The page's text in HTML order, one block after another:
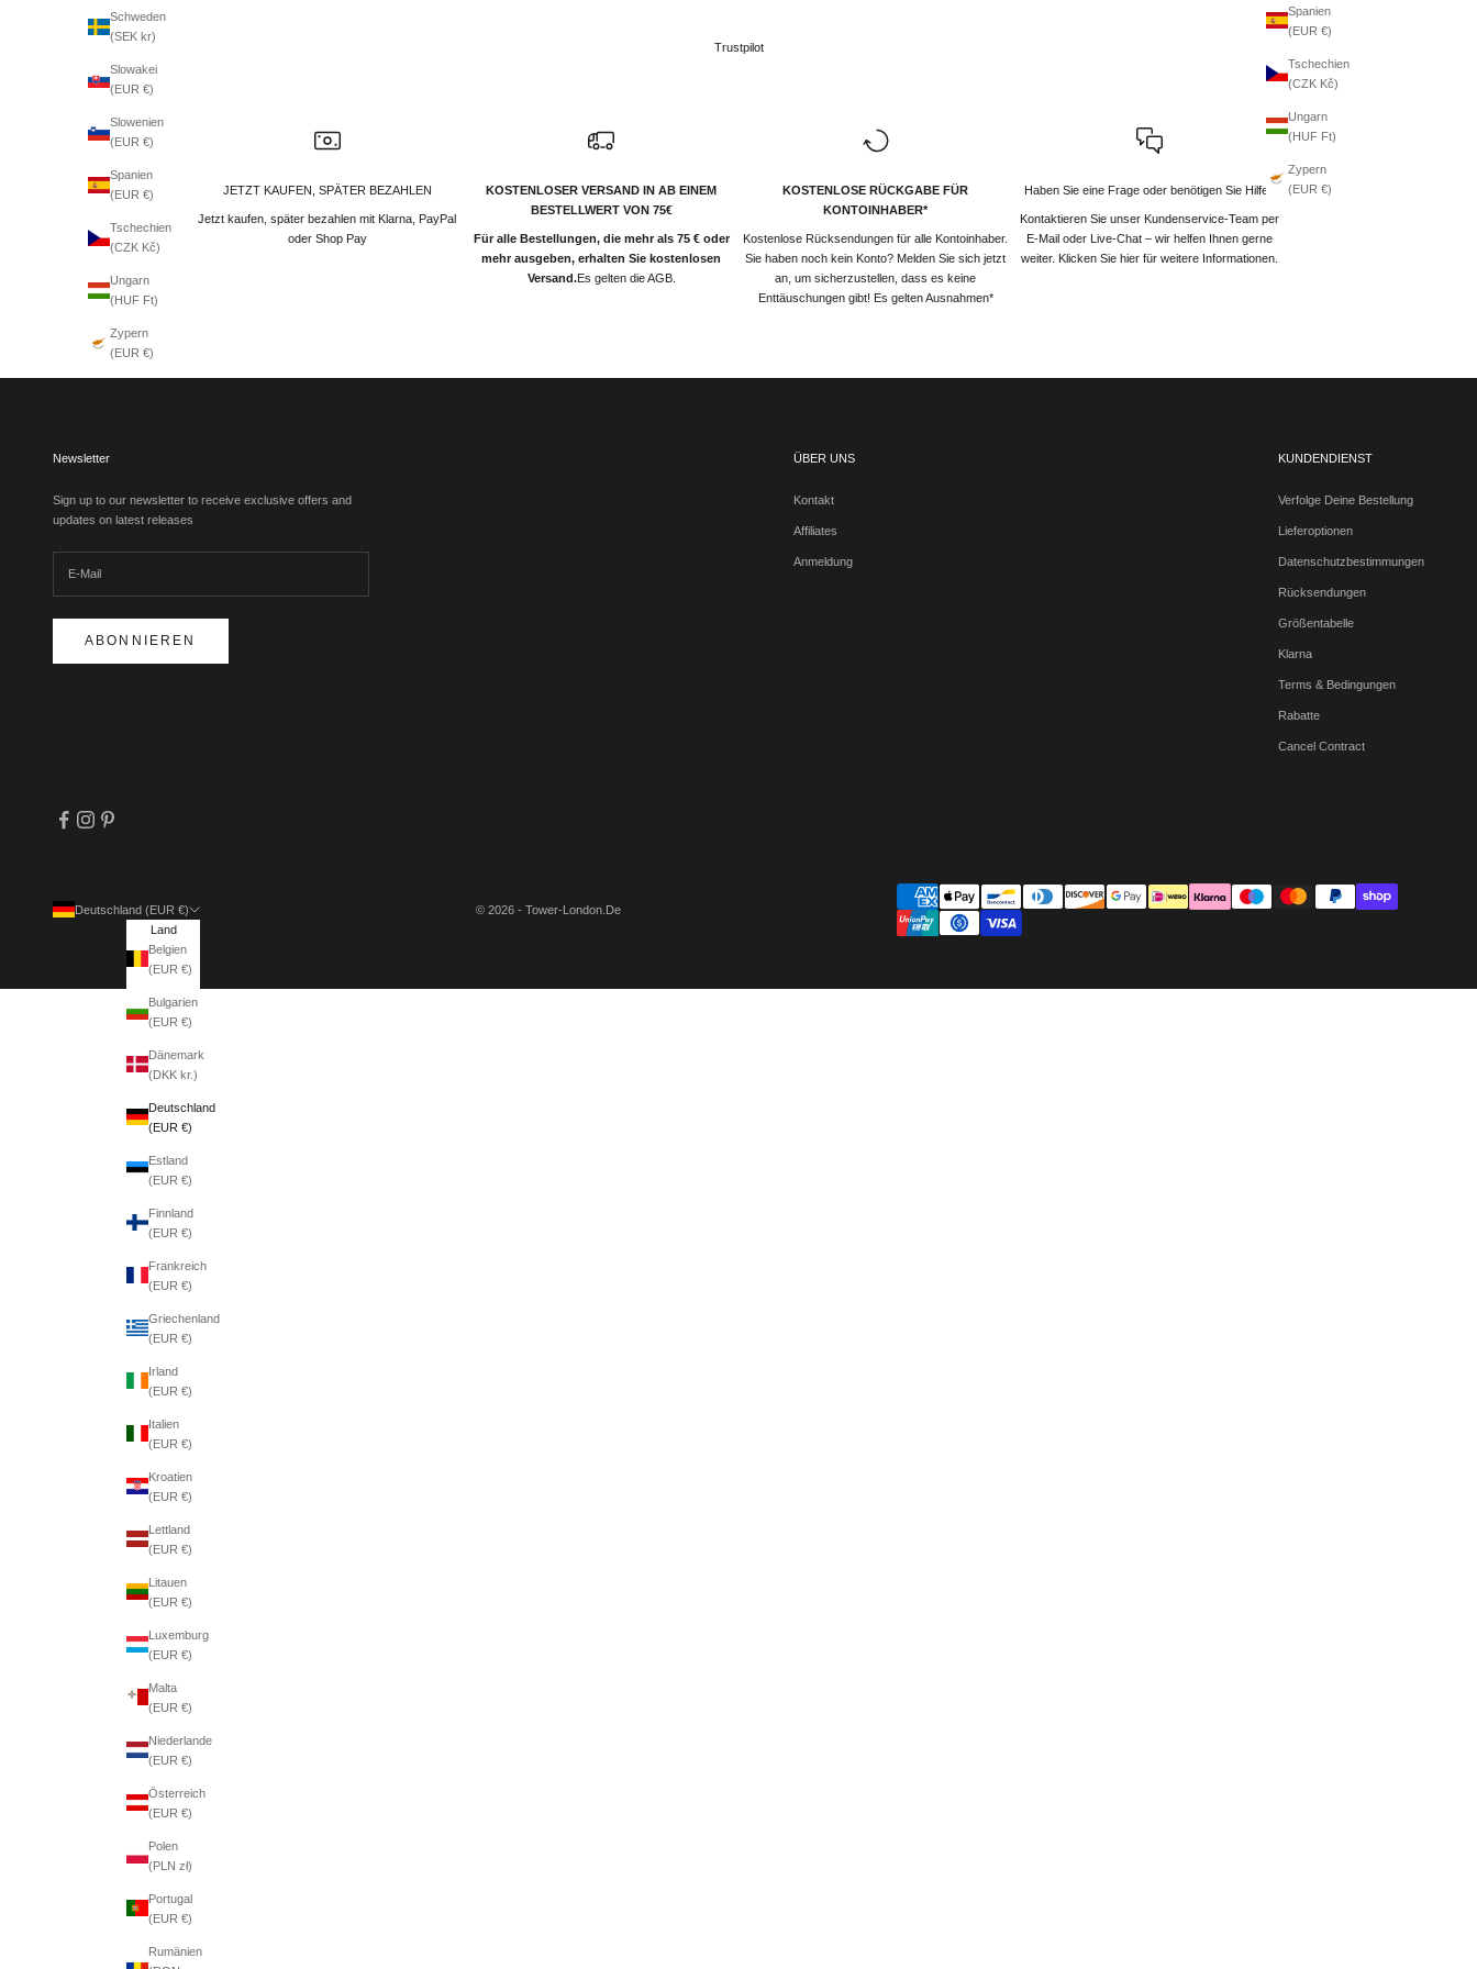
Spanien
(EUR €)
Tschechien
(CZK Kč)
Ungarn
(HUF Ft)
Zypern
(EUR €)
Schweden
(SEK kr)
Slowakei
(EUR €)
Slowenien
(EUR €)
Spanien
(EUR €)
Tschechien
(CZK Kč)
Ungarn
(HUF Ft)
Zypern
(EUR €)
Trustpilot
JETZT KAUFEN, SPÄTER BEZAHLEN
Jetzt kaufen, später bezahlen mit Klarna, PayPal
oder Shop Pay
KOSTENLOSER VERSAND IN AB EINEM
BESTELLWERT VON 75€
Für alle Bestellungen, die mehr als 75 € oder
mehr ausgeben, erhalten Sie kostenlosen
Versand.Es gelten die AGB.
KOSTENLOSE RÜCKGABE FÜR
KONTOINHABER*
Kostenlose Rücksendungen für alle Kontoinhaber.
Sie haben noch kein Konto? Melden Sie sich jetzt
an, um sicherzustellen, dass es keine
Enttäuschungen gibt! Es gelten Ausnahmen*
Haben Sie eine Frage oder benötigen Sie Hilfe?
Kontaktieren Sie unser Kundenservice-Team per
E-Mail oder Live-Chat – wir helfen Ihnen gerne
weiter. Klicken Sie hier für weitere Informationen.
Newsletter
Sign up to our newsletter to receive exclusive offers and
updates on latest releases
ABONNIEREN
ÜBER UNS
Kontakt
Affiliates
Anmeldung
KUNDENDIENST
Verfolge Deine Bestellung
Lieferoptionen
Datenschutzbestimmungen
Rücksendungen
Größentabelle
Klarna
Terms & Bedingungen
Rabatte
Cancel Contract
Deutschland (EUR €)
Land
Belgien
(EUR €)
Bulgarien
(EUR €)
Dänemark
(DKK kr.)
Deutschland
(EUR €)
Estland
(EUR €)
Finnland
(EUR €)
Frankreich
(EUR €)
Griechenland
(EUR €)
Irland
(EUR €)
Italien
(EUR €)
Kroatien
(EUR €)
Lettland
(EUR €)
Litauen
(EUR €)
Luxemburg
(EUR €)
Malta
(EUR €)
Niederlande
(EUR €)
Österreich
(EUR €)
Polen
(PLN zł)
Portugal
(EUR €)
Rumänien
© 2026 - Tower-London.De